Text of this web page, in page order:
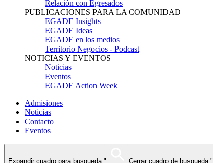
Relación con Egresados
PUBLICACIONES PARA LA COMUNIDAD
EGADE Insights
EGADE Ideas
EGADE en los medios
Territorio Negocios - Podcast
NOTICIAS Y EVENTOS
Noticias
Eventos
EGADE Action Week
Admisiones
Noticias
Contacto
Eventos
Expandir cuadro para busqueda." Cerrar cuadro de busqueda."